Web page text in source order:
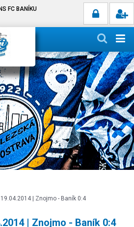
FC BANÍKU
19.04.2014 | Znojmo - Baník 0:4
| Znojmo - Baník 0:4